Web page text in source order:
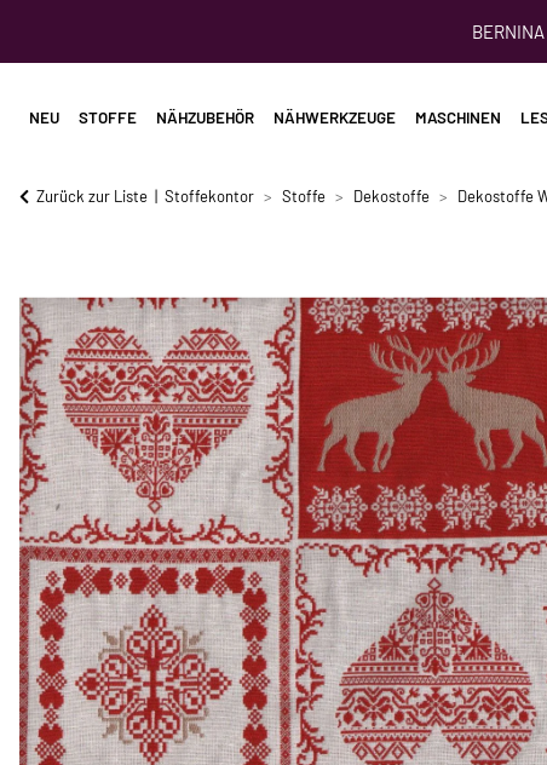
NEU STOFFE NÄHZUBEHÖR NÄHWERKZEUGE MASCHINEN
Zurück zur Liste Stoffekontor Stoffe Dekostoffe Dekostoffe